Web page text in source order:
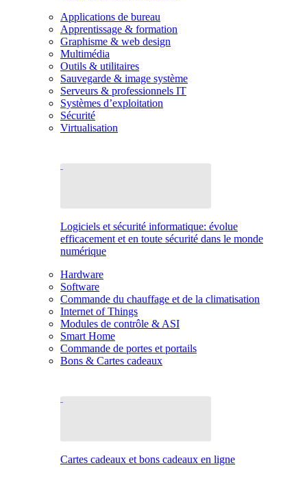
Applications de bureau
Apprentissage & formation
Graphisme & web design
Multimédia
Outils & utilitaires
Sauvegarde & image système
Serveurs & professionnels IT
Systèmes d’exploitation
Sécurité
Virtualisation
Logiciels et sécurité informatique: évolue
efficacement et en toute sécurité dans le monde
numérique
Hardware
Software
Commande du chauffage et de la climatisation
Internet of Things
Modules de contrôle & ASI
Smart Home
Commande de portes et portails
Bons & Cartes cadeaux
Cartes cadeaux et bons cadeaux en ligne